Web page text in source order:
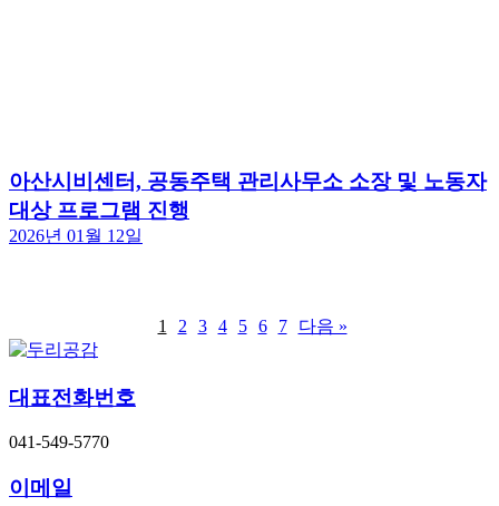
아산시비센터, 공동주택 관리사무소 소장 및 노동자
대상 프로그램 진행
2026년 01월 12일
1 2 3 4 5 6 7 다음 »
대표전화번호
041-549-5770
이메일